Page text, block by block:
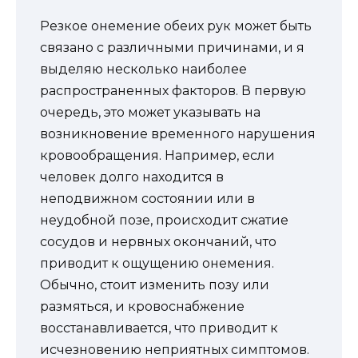
Резкое онемение обеих рук может быть
связано с различными причинами, и я
выделяю несколько наиболее
распространенных факторов. В первую
очередь, это может указывать на
возникновение временного нарушения
кровообращения. Например, если
человек долго находится в
неподвижном состоянии или в
неудобной позе, происходит сжатие
сосудов и нервных окончаний, что
приводит к ощущению онемения.
Обычно, стоит изменить позу или
размяться, и кровоснабжение
восстанавливается, что приводит к
исчезновению неприятных симптомов.